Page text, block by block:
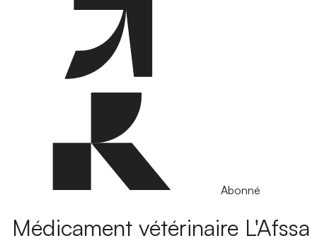
Abonné
Médicament vétérinaire L'Afssa